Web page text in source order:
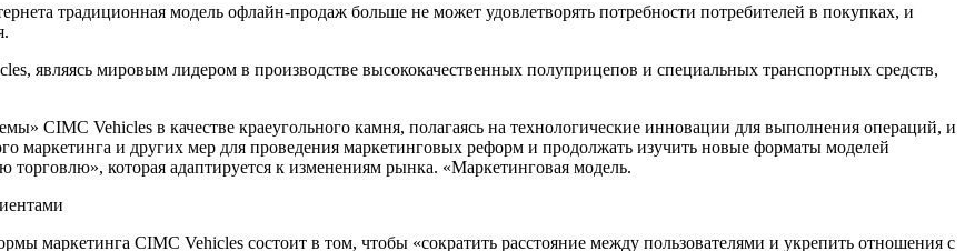
традиционная модель офлайн-продаж больше не может удовлетворять потребности потребителей в покупках, и
являясь мировым лидером в производстве высококачественных полуприцепов и специальных транспортных средств,
CIMC Vehicles в качестве краеугольного камня, полагаясь на технологические инновации для выполнения операций, и
маркетинга и других мер для проведения маркетинговых реформ и продолжать изучить новые форматы моделей
торговлю», которая адаптируется к изменениям рынка. «Маркетинговая модель.
маркетинга CIMC Vehicles состоит в том, чтобы «сократить расстояние между пользователями и укрепить отношения с